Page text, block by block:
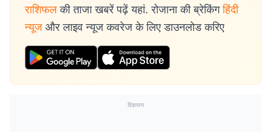
राशिफल की ताजा खबरें पढ़ें यहां. रोजाना की ब्रेकिंग हिंदी
न्यूज और लाइव न्यूज कवरेज के लिए डाउनलोड करिए
विज्ञापन